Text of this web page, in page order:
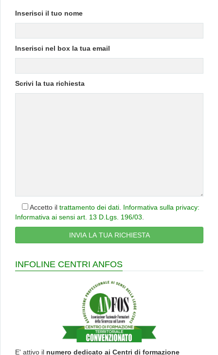
Inserisci il tuo nome
Inserisci nel box la tua email
Scrivi la tua richiesta
Accetto il trattamento dei dati Informativa sulla privacy:
Informativa ai sensi art. 13 D.Lgs. 196/03
INFOLINE CENTRI ANFOS
E' attivo il numero dedicato ai Centri di formazione